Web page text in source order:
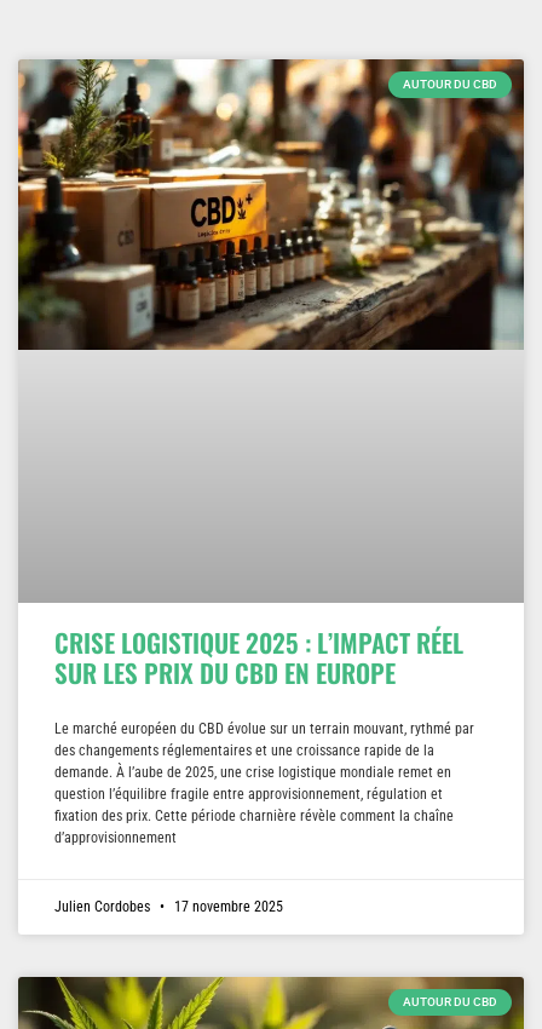
AUTOUR DU CBD
CRISE LOGISTIQUE 2025 : L’IMPACT RÉEL
SUR LES PRIX DU CBD EN EUROPE
Le marché européen du CBD évolue sur un terrain mouvant, rythmé par
des changements réglementaires et une croissance rapide de la
demande. À l’aube de 2025, une crise logistique mondiale remet en
question l’équilibre fragile entre approvisionnement, régulation et
fixation des prix. Cette période charnière révèle comment la chaîne
d’approvisionnement
Julien Cordobes 17 novembre 2025
AUTOUR DU CBD